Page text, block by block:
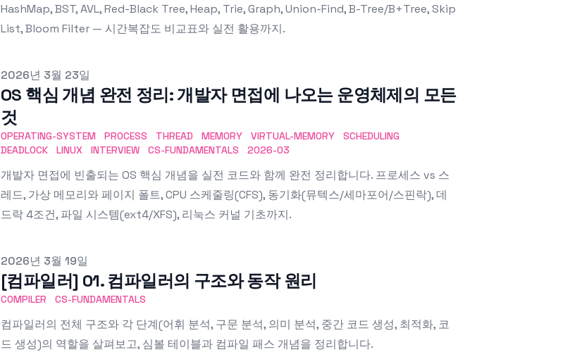
HashMap, BST, AVL, Red-Black Tree, Heap, Trie, Graph, Union-Find, B-Tree/B+Tree, Skip
List, Bloom Filter — 시간복잡도 비교표와 실전 활용까지.
Published on
2026년 3월 23일
OS 핵심 개념 완전 정리: 개발자 면접에 나오는 운영체제의 모든
것
OPERATING-SYSTEM PROCESS THREAD MEMORY VIRTUAL-MEMORY
SCHEDULING
DEADLOCK
LINUX INTERVIEW CS-FUNDAMENTALS 2026-03
개발자 면접에 빈출되는 OS 핵심 개념을 실전 코드와 함께 완전 정리합니다. 프로세스 vs 스
레드, 가상 메모리와 페이지 폴트, CPU 스케줄링(CFS), 동기화(뮤텍스/세마포어/스핀락), 데
드락 4조건, 파일 시스템(ext4/XFS), 리눅스 커널 기초까지.
Published on
2026년 3월 19일
[컴파일러] 01. 컴파일러의 구조와 동작 원리
COMPILER CS-FUNDAMENTALS
컴파일러의 전체 구조와 각 단계(어휘 분석, 구문 분석, 의미 분석, 중간 코드 생성, 최적화, 코
드 생성)의 역할을 살펴보고, 심볼 테이블과 컴파일 패스 개념을 정리합니다.